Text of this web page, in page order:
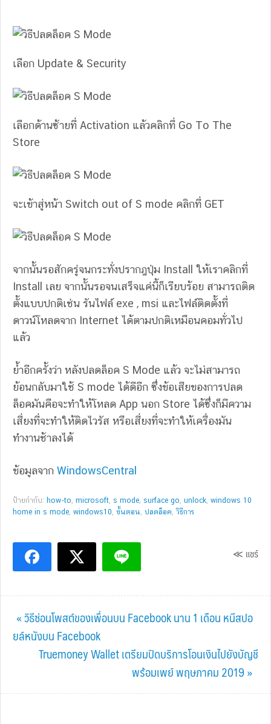
เลือก Update & Security
เลือกด้านซ้ายที่ Activation แล้วคลิกที่ Go To The
Store
จะเข้าสู่หน้า Switch out of S mode คลิกที่ GET
จากนั้นรอสักครู่จนกระทั่งปรากฎปุ่ม Install ให้เราคลิกที่
Install เลย จากนั้นรอจนเสร็จแค่นี้ก็เรียบร้อย สามารถติด
ตั้งแบบปกติเช่น รันไฟล์ exe , msi และไฟล์ติดตั้งที่
ดาวน์โหลดจาก Internet ได้ตามปกติเหมือนคอมทั่วไป
แล้ว
ย้ำอีกครั้งว่า หลังปลดล็อค S Mode แล้ว จะไม่สามารถ
ย้อนกลับมาใช้ S mode ได้ดีอีก ซึ่งข้อเสียของการปลด
ล็อคมันคือจะทำให้โหลด App นอก Store ได้ซึ่งก็มีความ
เสี่ยงที่จะทำให้ติดไวรัส หรือเสี่ยงที่จะทำให้เครื่องมัน
ทำงานช้าลงได้
ข้อมูลจาก WindowsCentral
ป้ายกำกับ: how-to, microsoft, s mode, surface go, unlock, windows 10
home in s mode, windows10, ขั้นตอน, ปลดล็อค,วิธีการ
≪ แชร์
Previous
Post:
« วิธีซ่อนโพสต์ของเพื่อนบน Facebook นาน 1 เดือน หนีสปอ
ยล์หนังบน Facebook
Next
Truemoney Wallet เตรียมปิดบริการโอนเงินไปยังบัญชี
พร้อมเพย์ พฤษภาคม 2019 »